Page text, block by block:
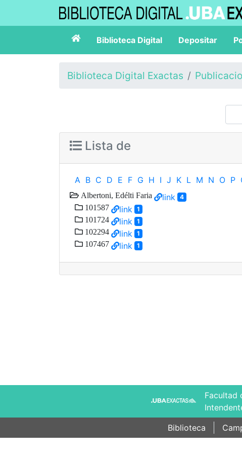
Biblioteca Digital Depositar
Biblioteca Digital Exactas
Lista de
A B C D E F G H I J K L M N O P
Albertoni, Edélti Faria link 4
101587 link 1
101724 link 1
102294 link 1
107467 link 1
Facultad
Biblioteca